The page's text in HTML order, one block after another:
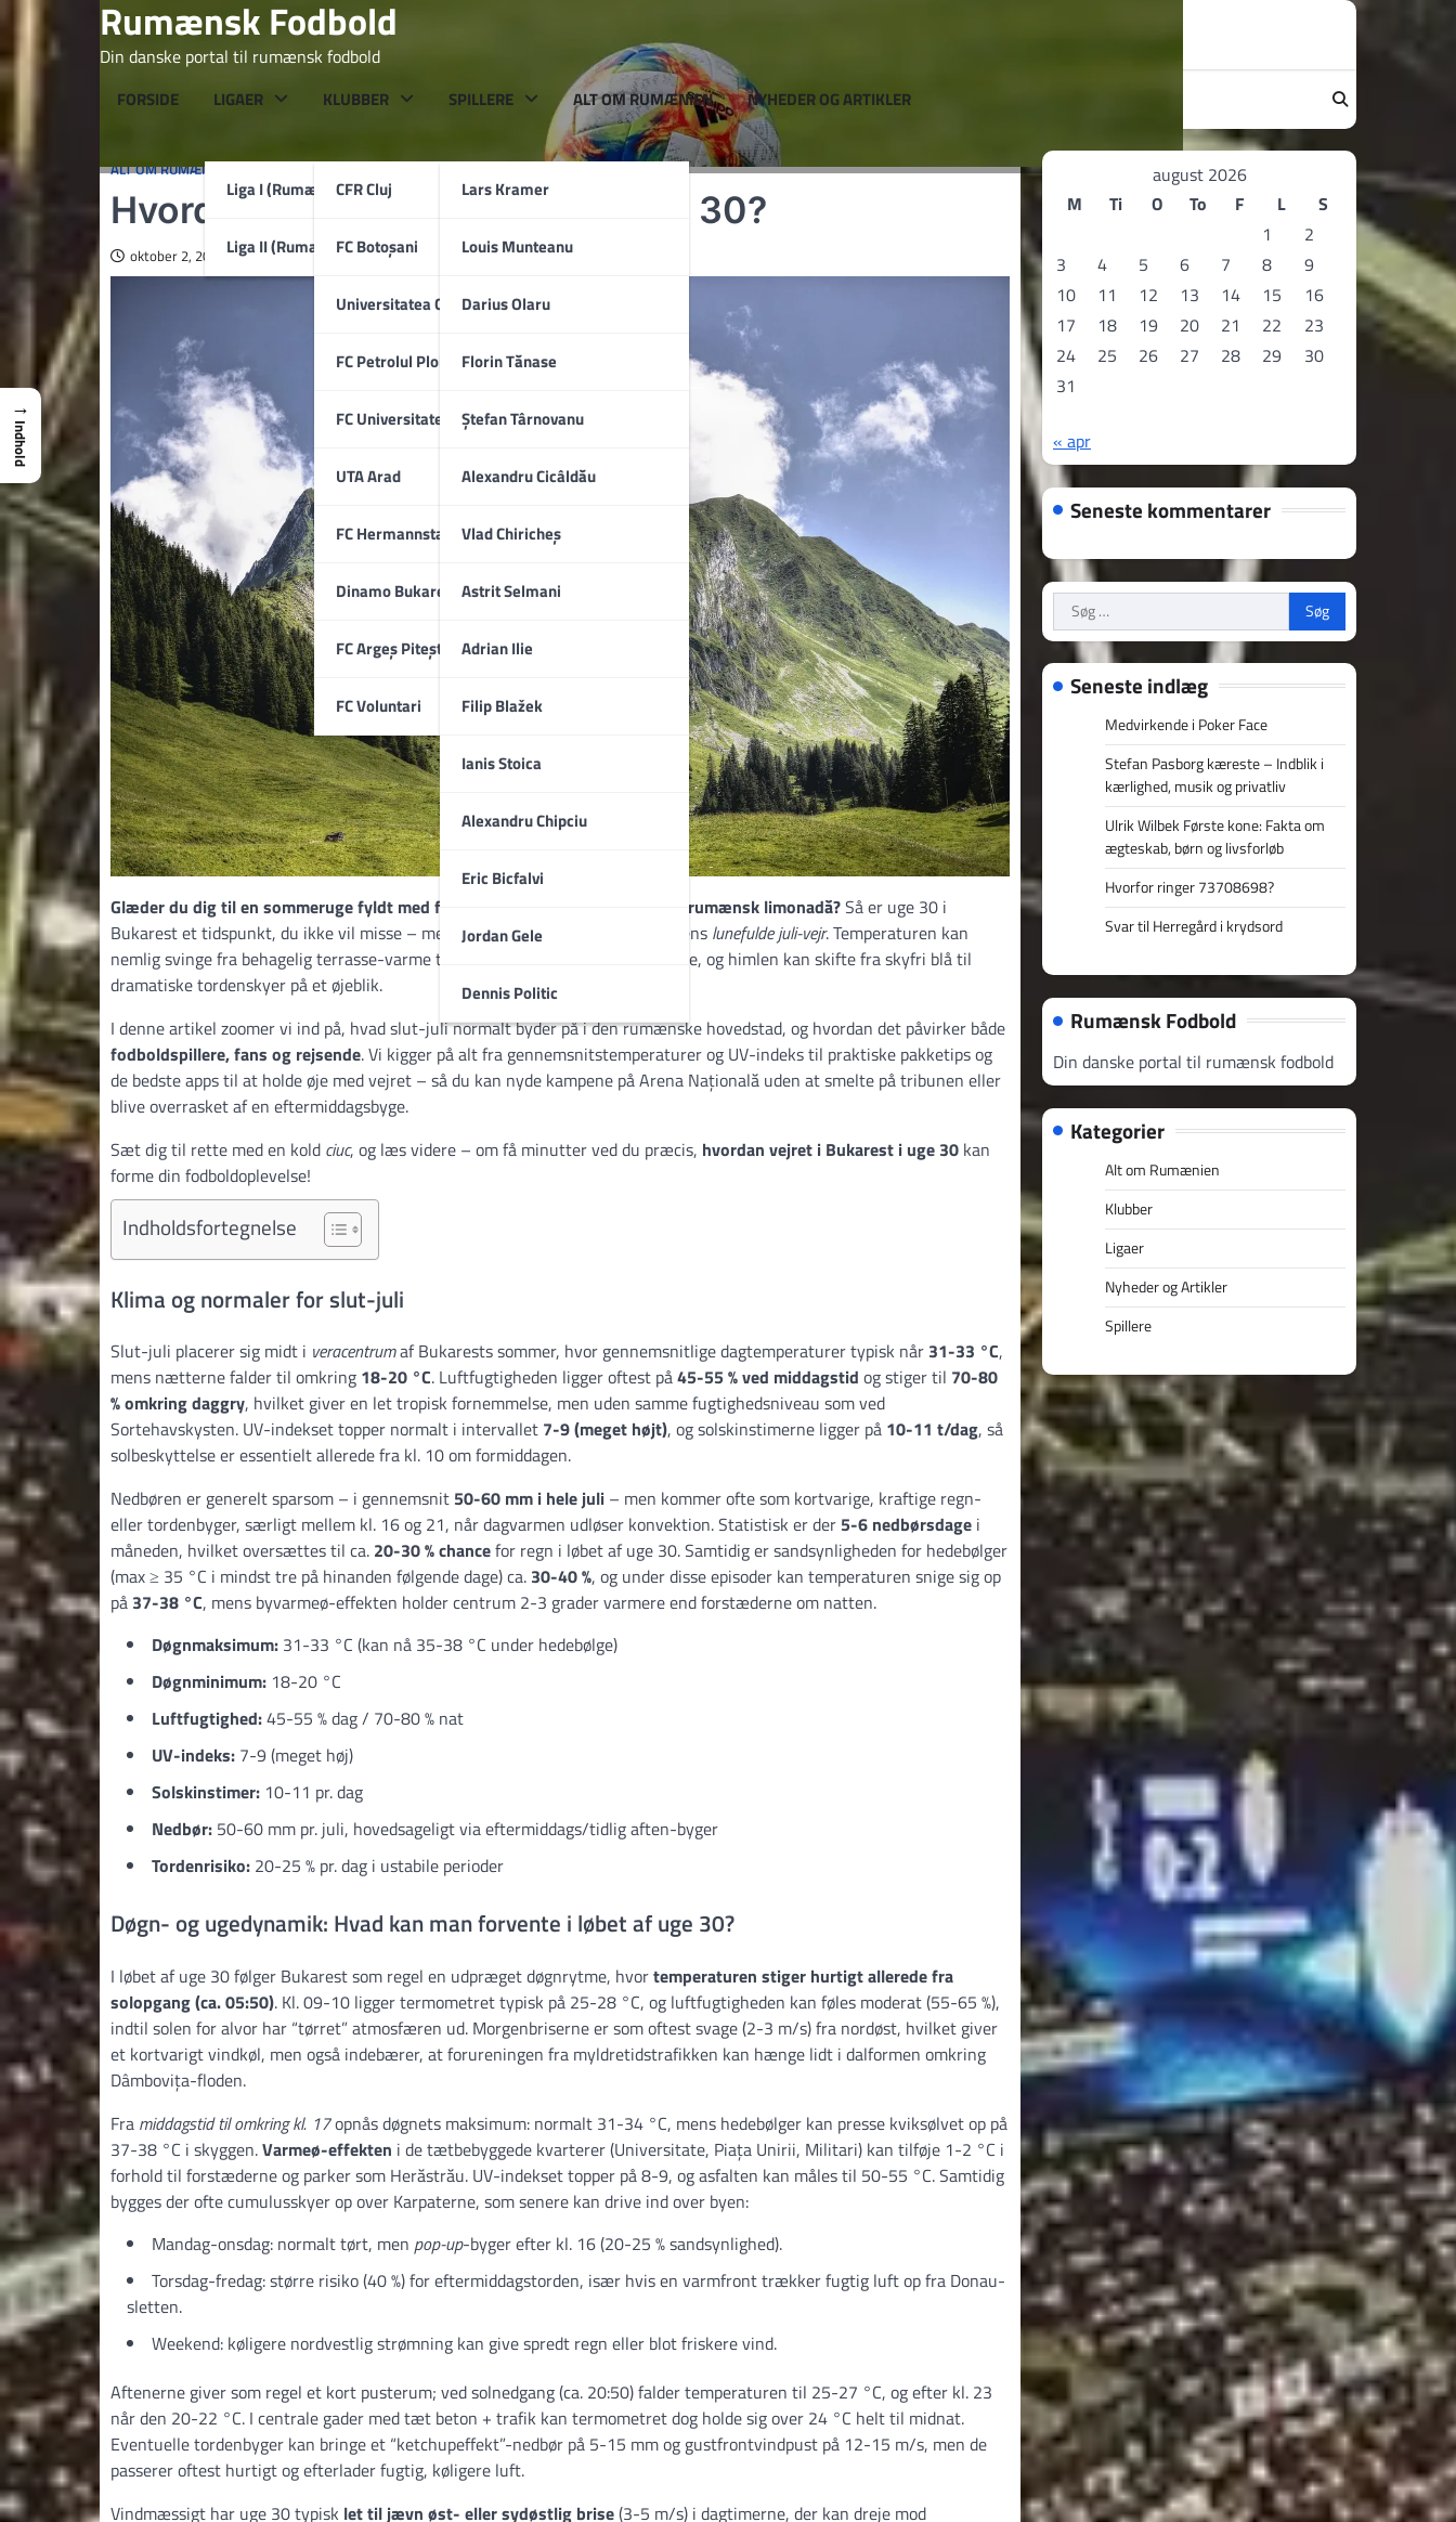
content
Rumænsk Fodbold
Din danske portal til rumænsk fodbold
FORSIDE LIGAER
Liga I (Rumænien)
Liga II (Rumænien)
KLUBBER
CFR Cluj
FC Botoșani
Universitatea Craiova
FC Petrolul Ploiești
FC Universitatea Cluj
UTA Arad
FC Hermannstadt
Dinamo Bukarest
FC Argeș Pitești
FC Voluntari
SPILLERE
Lars Kramer
Louis Munteanu
Darius Olaru
Florin Tănase
Ștefan Târnovanu
Alexandru Cicâldău
Vlad Chiricheș
Astrit Selmani
Adrian Ilie
Filip Blažek
Ianis Stoica
Alexandru Chipciu
Eric Bicfalvi
Jordan Gele
Dennis Politic
ALT OM RUMÆNIEN NYHEDER OG ARTIKLER
ALT OM RUMÆNIEN
Hvordan er vejret i Bukarest i uge 30?
oktober 2, 2025
Glæder du dig til en sommeruge fyldt med fodbold, folklore og forfriskende rumænsk limonadă?Så er uge 30 i
Bukarest et tidspunkt, du ikke vil misse – men det kræver, at du kender til byens lunefulde juli-vejr. Temperaturen kan
nemlig svinge fra behagelig terrasse-varme til hede, der får asfalten til at blafre, og himlen kan skifte fra skyfri blå til
dramatiske tordenskyer på et øjeblik.
I denne artikel zoomer vi ind på, hvad slut-juli normalt byder på i den rumænske hovedstad, og hvordan det påvirker både
fodboldspillere, fans og rejsende. Vi kigger på alt fra gennemsnitstemperaturer og UV-indeks til praktiske pakketips og
de bedste apps til at holde øje med vejret – så du kan nyde kampene på Arena Națională uden at smelte på tribunen eller
blive overrasket af en eftermiddagsbyge.
Sæt dig til rette med en kold ciuc, og læs videre – om få minutter ved du præcis, hvordan vejret i Bukarest i uge 30 kan
forme din fodboldoplevelse!
Indholdsfortegnelse
Klima og normaler for slut-juli
Slut-juli placerer sig midt i veracentrumaf Bukarests sommer, hvor gennemsnitlige dagtemperaturer typisk når 31-33 °C,
mens nætterne falder til omkring 18-20 °C. Luftfugtigheden ligger oftest på45-55 % ved middagstid og stiger til 70-80
% omkring daggry, hvilket giver en let tropisk fornemmelse, men uden samme fugtighedsniveau som ved
Sortehavskysten. UV-indekset topper normalt i intervallet 7-9 (meget højt), og solskinstimerne ligger på 10-11 t/dag, så
solbeskyttelse er essentielt allerede fra kl. 10 om formiddagen.
Nedbøren er generelt sparsom – i gennemsnit 50-60 mm i hele juli – men kommer ofte som kortvarige, kraftige regn-
eller tordenbyger, særligt mellem kl. 16 og 21, når dagvarmen udløser konvektion. Statistisk er der 5-6 nedbørsdage i
måneden, hvilket oversættes til ca. 20-30 % chancefor regn i løbet af uge 30. Samtidig er sandsynligheden for hedebølger
(max ≥ 35 °C i mindst tre på hinanden følgende dage) ca. 30-40 %, og under disse episoder kan temperaturen snige sig op
på 37-38 °C, mens byvarmeø-effekten holder centrum 2-3 grader varmere end forstæderne om natten.
Døgnmaksimum: 31-33 °C (kan nå 35-38 °C under hedebølge)
Døgnminimum: 18-20 °C
Luftfugtighed:45-55 % dag / 70-80 % nat
UV-indeks: 7-9 (meget høj)
Solskinstimer: 10-11 pr. dag
Nedbør: 50-60 mm pr. juli, hovedsageligt via eftermiddags/tidlig aften-byger
Tordenrisiko: 20-25 % pr. dag i ustabile perioder
Døgn- og ugedynamik: Hvad kan man forvente i løbet af uge 30?
I løbet af uge 30 følger Bukarest som regel en udpræget døgnrytme, hvortemperaturen stiger hurtigt allerede fra
solopgang (ca. 05:50). Kl. 09-10 ligger termometret typisk på 25-28 °C, og luftfugtigheden kan føles moderat (55-65 %),
indtil solen for alvor har “tørret” atmosfæren ud. Morgenbriserne er som oftest svage (2-3 m/s) fra nordøst, hvilket giver
et kortvarigt vindkøl, men også indebærer, at forureningen fra myldretidstrafikken kan hænge lidt i dalformen omkring
Dâmbovița-floden.
Fra middagstid til omkring kl. 17opnås døgnets maksimum: normalt 31-34 °C, mens hedebølger kan presse kviksølvet op på
37-38 °C i skyggen.Varmeø-effekten i de tætbebyggede kvarterer (Universitate, Piața Unirii, Militari) kan tilføje 1-2 °C i
forhold til forstæderne og parker som Herăstrău. UV-indekset topper på 8-9, og asfalten kan måles til 50-55 °C. Samtidig
bygges der ofte cumulusskyer op over Karpaterne, som senere kan drive ind over byen:
Mandag-onsdag: normalt tørt, men pop-up-byger efter kl. 16 (20-25 % sandsynlighed).
Torsdag-fredag: større risiko (40 %) for eftermiddagstorden, især hvis en varmfront trækker fugtig luft op fra Donau-
sletten.
Weekend: køligere nordvestlig strømning kan give spredt regn eller blot friskere vind.
Aftenerne giver som regel et kort pusterum; ved solnedgang (ca. 20:50) falder temperaturen til 25-27 °C, og efter kl. 23
når den 20-22 °C. I centrale gader med tæt beton + trafik kan termometret dog holde sig over 24 °C helt til midnat.
Eventuelle tordenbyger kan bringe et “ketchupeffekt”-nedbør på 5-15 mm og gustfrontvindpust på 12-15 m/s, men de
passerer oftest hurtigt og efterlader fugtig, køligere luft.
Vindmæssigt har uge 30 typisk let til jævn øst- eller sydøstlig brise(3-5 m/s) i dagtimerne, der kan dreje mod
august 2026
M
Ti O To F L
S
1
2
3
4 5 6 7 8
9
10
11 12 13 14 15
16
17
18 19 20 21 22
23
24
25 26 27 28 29
30
31
« apr
Seneste kommentarer
Søg
efter:
Seneste indlæg
Medvirkende i Poker Face
Stefan Pasborg kæreste – Indblik i
kærlighed, musik og privatliv
Ulrik Wilbek Første kone: Fakta om
ægteskab, børn og livsforløb
Hvorfor ringer 73708698?
Svar til Herregård i krydsord
Rumænsk Fodbold
Din danske portal til rumænsk fodbold
Kategorier
Alt om Rumænien
Klubber
Ligaer
Nyheder og Artikler
Spillere
→
Indhold